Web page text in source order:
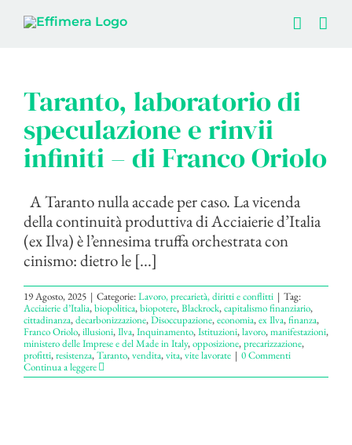
Taranto, laboratorio di
speculazione e rinvii
infiniti – di Franco Oriolo
A Taranto nulla accade per caso. La vicenda
della continuità produttiva di Acciaierie d’Italia
(ex Ilva) è l’ennesima truffa orchestrata con
cinismo: dietro le [...]
19 Agosto, 2025 | Categorie:Lavoro, precarietà, diritti e conflitti | Tag:
Acciaierie d’Italia,biopolitica,biopotere,Blackrock,capitalismo finanziario,
cittadinanza,decarbonizzazione,Disoccupazione,economia,ex Ilva,finanza,
Franco Oriolo,illusioni,Ilva,Inquinamento,Istituzioni,lavoro,manifestazioni,
ministero delle Imprese e del Made in Italy,opposizione,precarizzazione,
profitti,resistenza,Taranto,vendita,vita,vite lavorate | 0 Commenti
Continua a leggere